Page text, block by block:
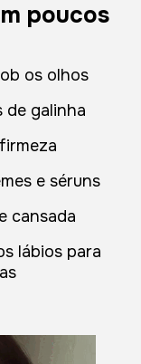
poucos
os olhos
de galinha
e séruns
cansada
lábios para